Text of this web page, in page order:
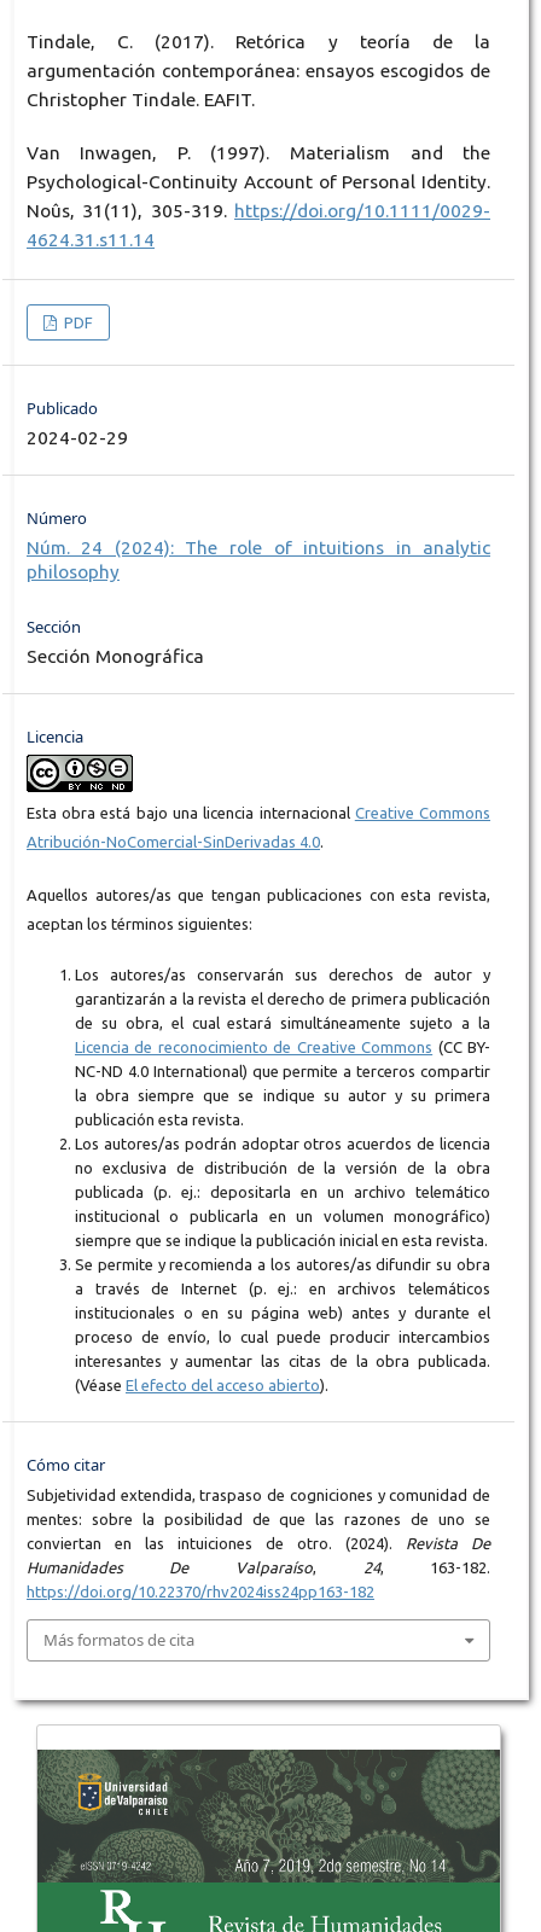
Tindale, C. (2017). Retórica y teoría de la
argumentación contemporánea: ensayos escogidos de
Christopher Tindale. EAFIT.
Van Inwagen, P. (1997). Materialism and the
Psychological-Continuity Account of Personal Identity.
Noûs, 31(11), 305-319. https://doi.org/10.1111/0029-
4624.31.s11.14
PDF
Publicado
2024-02-29
Número
Núm. 24 (2024): The role of intuitions in analytic
philosophy
Sección
Sección Monográfica
Licencia
Esta obra está bajo una licencia internacional Creative Commons
Atribución-NoComercial-SinDerivadas 4.0.
Aquellos autores/as que tengan publicaciones con esta revista,
aceptan los términos siguientes:
Los autores/as conservarán sus derechos de autor y
garantizarán a la revista el derecho de primera publicación
de su obra, el cual estará simultáneamente sujeto a la
Licencia de reconocimiento de Creative Commons (CC BY-
NC-ND 4.0 International) que permite a terceros compartir
la obra siempre que se indique su autor y su primera
publicación esta revista.
Los autores/as podrán adoptar otros acuerdos de licencia
no exclusiva de distribución de la versión de la obra
publicada (p. ej.: depositarla en un archivo telemático
institucional o publicarla en un volumen monográfico)
siempre que se indique la publicación inicial en esta revista.
Se permite y recomienda a los autores/as difundir su obra
a través de Internet (p. ej.: en archivos telemáticos
institucionales o en su página web) antes y durante el
proceso de envío, lo cual puede producir intercambios
interesantes y aumentar las citas de la obra publicada.
(Véase El efecto del acceso abierto).
Cómo citar
Subjetividad extendida, traspaso de cogniciones y comunidad de
mentes: sobre la posibilidad de que las razones de uno se
conviertan en las intuiciones de otro. (2024). Revista De
Humanidades De Valparaíso, 24, 163-182.
https://doi.org/10.22370/rhv2024iss24pp163-182
Más formatos de cita